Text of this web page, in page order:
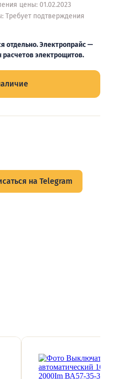
цены: 01.02.2023
Требует подтверждения
отдельно. Электропрайс —
расчетов электрощитов.
на Telegram